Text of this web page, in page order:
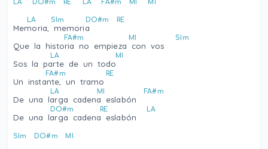
LA DO#m RE LA FA#m MI MI
LA SIm DO#m RE
Memoria, memoria
FA#m MI SIm
Que la historia no empieza con vos
LA MI
Sos la parte de un todo
FA#m RE
Un instante, un tramo
LA MI FA#m
De una larga cadena eslabón
DO#m RE LA
De una larga cadena eslabón
SIm DO#m MI